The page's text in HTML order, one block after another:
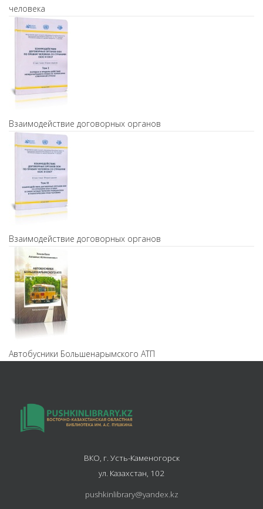
человека
Взаимодействие договорных органов
Взаимодействие договорных органов
Автобусники Большенарымского АТП
ВКО, г. Усть-Каменогорск
ул. Казахстан, 102
pushkinlibrary@yandex.kz